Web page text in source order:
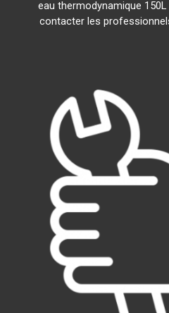
eau thermodynamique 150L
contacter les